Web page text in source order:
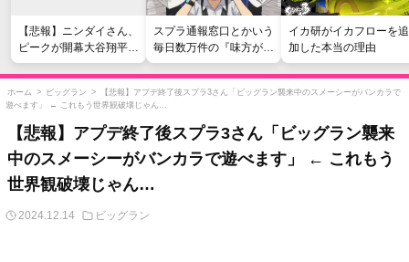
【悲報】ニンダイさん、
ピークが開幕大谷翔平の
がっかりダイレクトだっ
たと言われてしまう
スプラ通報窓口とかいう
毎日数万件の『味方が弱
い』愚痴を読まされる苦
行
イカ研がイカフローを追
加した本当の理由
ホーム > ビッグラン >
【悲報】アプデ終了後スプラ3さん「ビッグラン襲来中のスメーシーがバンカラで
遊べます」 ← これもう世界観破壊じゃん…
【悲報】アプデ終了後スプラ3さん「ビッグラン襲来
中のスメーシーがバンカラで遊べます」 ← これもう
世界観破壊じゃん…
2024.12.14 ビッグラン